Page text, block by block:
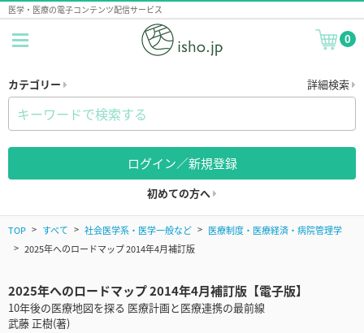
医学・医療の電子コンテンツ配信サービス
0
カテゴリー 詳細検索
ログイン／新規登録
初めての方へ
TOP すべて 社会医学系・医学一般など
医療制度・医療経済・病院管理学
2025年へのロードマップ 2014年4月補訂版
2025年へのロードマップ 2014年4月補訂版【電子版】
10年後の医療地図を探る 医療計画と医療連携の最前線
武藤 正樹(著)